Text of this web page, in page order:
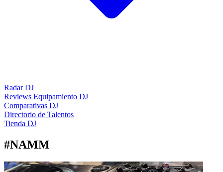
Radar DJ
Reviews Equipamiento DJ
Comparativas DJ
Directorio de Talentos
Tienda DJ
#NAMM